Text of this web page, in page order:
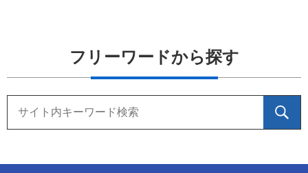
フリーワードから探す